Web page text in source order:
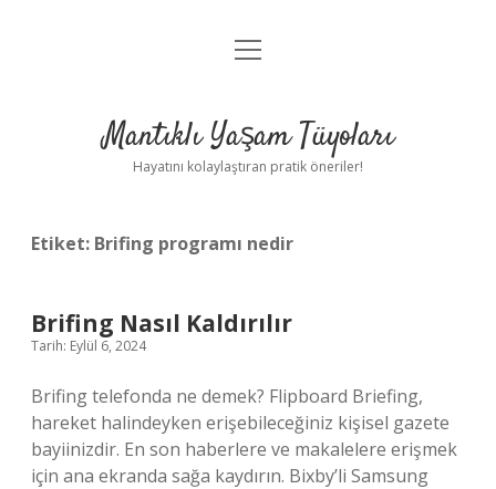
Anasayfa
Yasal Uyarı
menüyü
Mantıklı Yaşam Tüyoları
Hayatını kolaylaştıran pratik öneriler!
Etiket: Brifing programı nedir
Brifing Nasıl Kaldırılır
Tarih: Eylül 6, 2024
Brifing telefonda ne demek? Flipboard Briefing,
hareket halindeyken erişebileceğiniz kişisel gazete
bayiinizdir. En son haberlere ve makalelere erişmek
için ana ekranda sağa kaydırın. Bixby’li Samsung